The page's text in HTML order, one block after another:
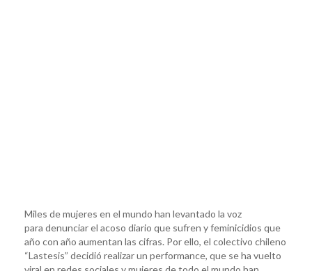
Miles de mujeres en el mundo han levantado la voz
para denunciar el acoso diario que sufren y feminicidios que
año con año aumentan las cifras. Por ello, el colectivo chileno
“Lastesis” decidió realizar un performance, que se ha vuelto